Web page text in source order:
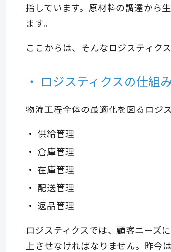
指しています。原材料の調達から
ます。
ここからは、そんなロジスティク
ロジスティクスの仕組
物流工程全体の最適化を図るロジ
供給管理
倉庫管理
在庫管理
配送管理
返品管理
ロジスティクスでは、顧客ニーズ
上させなければなりません。昨今